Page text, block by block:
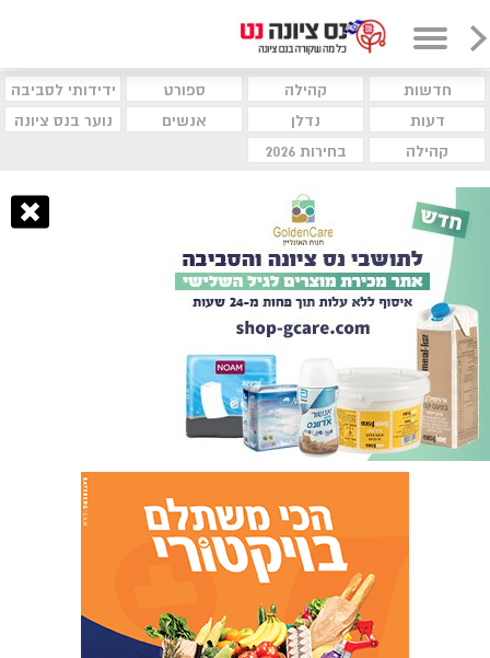
חדשות קהילה ספורט
ידידותי לסביבה
דעות
נדלן אנשים
נוער בנס ציונה
קהילה
בחירות 2026